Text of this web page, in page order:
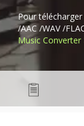
Pour
/AAC /WAV /
Music Converter